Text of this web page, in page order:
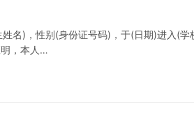
名)，性别(身份证号码)，于(日期)进入(
，本人…